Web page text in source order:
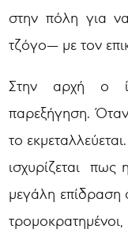
στην πόλη για
τζόγο— με τον
Στην αρχή ο
παρεξήγηση. Όταν
το
ισχυρίζεται πως
μεγάλη επίδραση